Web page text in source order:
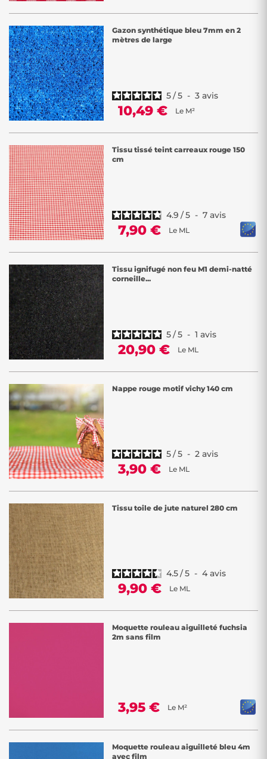
Gazon synthétique bleu 7mm en 2
mètres de large
5/5 - 3 avis
10,49 € Le M²
Tissu tissé teint carreaux rouge 150
cm
4.9 /5 - 7 avis
7,90 € Le ML
Tissu ignifugé non feu M1 demi-natté
corneille...
5/5 - 1 avis
20,90 € Le ML
Nappe rouge motif vichy 140 cm
5/5 - 2 avis
3,90 € Le ML
Tissu toile de jute naturel 280 cm
4.5/5 - 4 avis
9,90 € Le ML
Moquette rouleau aiguilleté fuchsia
2m sans film
3,95 € Le M²
Moquette rouleau aiguilleté bleu 4m
avec film